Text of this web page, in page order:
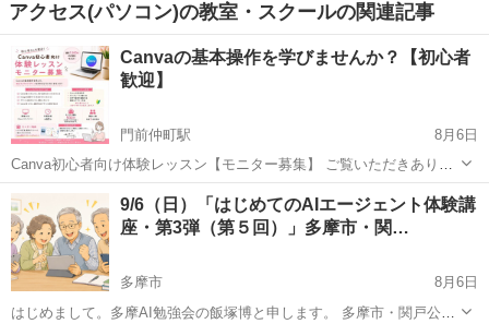
アクセス(パソコン)の教室・スクールの関連記事
Canvaの基本操作を学びませんか？【初心者
歓迎】
門前仲町駅
8月6日
Canva初心者向け体験レッスン【モニター募集】 ご覧いただきありが
とうございます。 現在、Canva講師として活動を目指しており、初心
者向けレッスンのモニターを募集しています。 「Canvaを使ってみた
いけれど、何か...
江東区 門前仲町駅 Webデザイナー Canva
9/6（日）「はじめてのAIエージェント体験講
座・第3弾（第５回）」多摩市・関…
多摩市
8月6日
はじめまして。多摩AI勉強会の飯塚博と申します。 多摩市・関戸公民